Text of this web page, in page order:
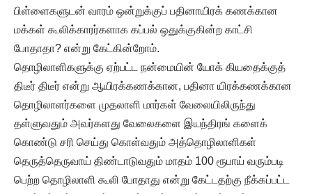
பிள்ளைகளுடன் வாரம் ஒன்றுக்குப் பதினாயிரக் கணக்கான
மக்கள் கூலிக்காரர்களாக கப்பல் ஒதுக்குகின்ற காட்சி
போதாதா? என்று கேட்கின்றோம்.
தொழிலாளிகளுக்கு ஏற்பட்ட நன்மையின் யோக் கியதைக்குத்
திடீர் திடீர் என்று ஆயிரக்கணக்கான, பதினா யிரக்கணக்கான
தொழிலாளர்களை முதலாளி மார்கள் வேலையிலிருந்து
தள்ளுவதும் அவர்களது வேலைகளை இயந்திரங் களைக்
கொண்டு சரி செய்து கொள்வதும் அத்தொழிலாளிகள்
தெருத்தெருவாய் திண்டாடுவதும் மாதம் 100 ரூபாய் வரும்படி
பெற்ற தொழிலாளி கூலி போதாது என்று கேட்டதற்கு நீக்கப்பட்ட